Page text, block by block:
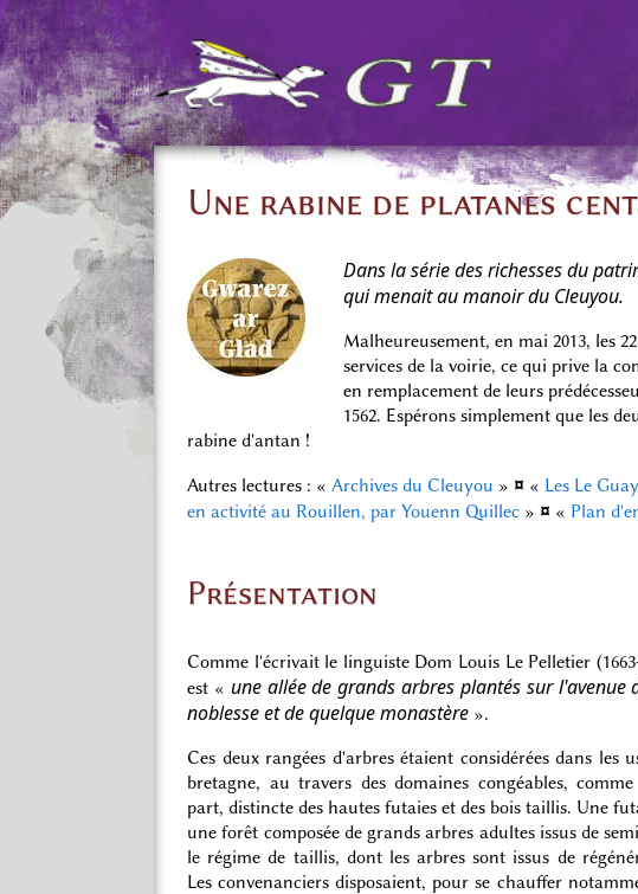
Une rabine de platanes
Dans la série des richesses du
qui menait au manoir du Cleuyou.
Malheureusement, en mai 2013, les
services de la voirie, ce qui prive la
en remplacement de leurs
1562. Espérons simplement que les
rabine d'antan !
Autres lectures : « Archives du Cleuyou » ¤ « Les Le
en activité au Rouillen, par Youenn Quillec » ¤ « Plan
Présentation
Comme l'écrivait le linguiste Dom Louis Le Pelletier
est « une allée de grands arbres plantés sur l'avenue
noblesse et de quelque monastère ».
Ces deux rangées d'arbres étaient considérées dans les
bretagne, au travers des domaines congéables,
part, distincte des hautes futaies et des bois taillis. Une
une forêt composée de grands arbres adultes issus de
le régime de taillis, dont les arbres sont issus de
Les convenanciers disposaient, pour se chauffer